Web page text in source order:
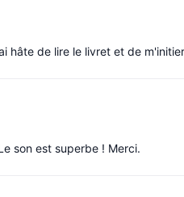
hâte de lire le livret et de
son est superbe ! Merci.